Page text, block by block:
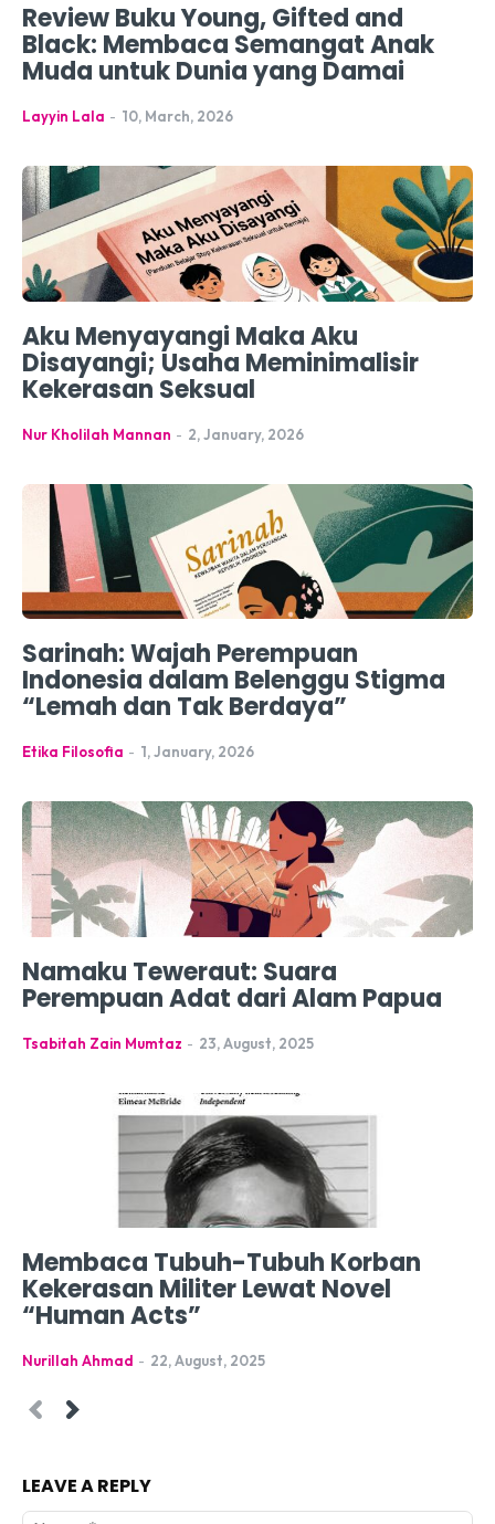
Review Buku Young, Gifted and
Black: Membaca Semangat Anak
Muda untuk Dunia yang Damai
Layyin Lala - 10, March, 2026
Aku Menyayangi Maka Aku
Disayangi; Usaha Meminimalisir
Kekerasan Seksual
Nur Kholilah Mannan - 2, January, 2026
Sarinah: Wajah Perempuan
Indonesia dalam Belenggu Stigma
“Lemah dan Tak Berdaya”
Etika Filosofia - 1, January, 2026
Namaku Teweraut: Suara
Perempuan Adat dari Alam Papua
Tsabitah Zain Mumtaz - 23, August, 2025
Membaca Tubuh-Tubuh Korban
Kekerasan Militer Lewat Novel
“Human Acts”
Nurillah Ahmad - 22, August, 2025
LEAVE A REPLY